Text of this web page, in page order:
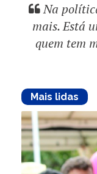
Na
mais. Está
quem tem
Mais lidas